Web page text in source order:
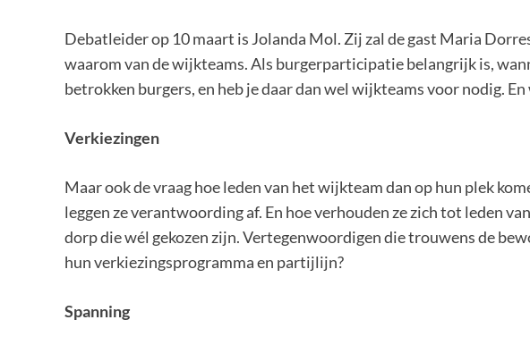
Debatleider op 10 maart is Jolanda Mol. Zij zal de gast Maria
waarom van de wijkteams. Als burgerparticipatie belangrijk is,
betrokken burgers, en heb je daar dan wel wijkteams voor nodig.
Verkiezingen
Maar ook de vraag hoe leden van het wijkteam dan op hun plek
leggen ze verantwoording af. En hoe verhouden ze zich tot leden
dorp die wél gekozen zijn. Vertegenwoordigen die trouwens de
hun verkiezingsprogramma en partijlijn?
Spanning